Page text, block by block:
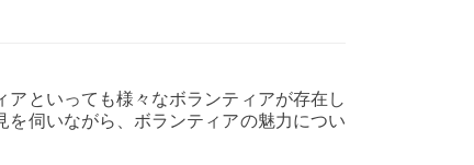
といっても様々なボランティアが存在し
伺いながら、ボランティアの魅力につい